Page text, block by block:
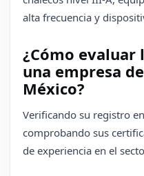
alta frecuencia y
¿Cómo
una empresa
México?
Verificando su registro
comprobando sus
de experiencia en el